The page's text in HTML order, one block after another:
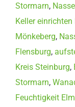
Stormarn,
Keller einrichten
Mönkeberg,
Flensburg,
Kreis Steinburg,
Stormarn,
Feuchtigkeit